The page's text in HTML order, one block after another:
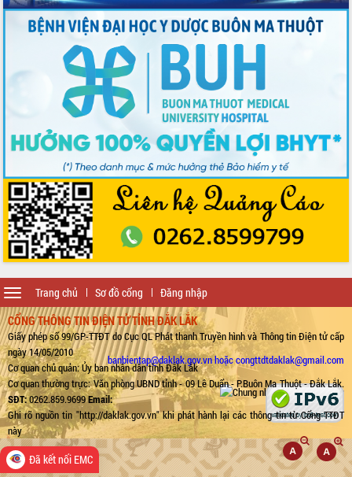
Trang chủ Sơ đồ cổng Đăng nhập
Toggle
navigation
CỔNG THÔNG TIN ĐIỆN TỬ TỈNH ĐẮK LẮK
Giấy phép số 99/GP-TTĐT do Cục QL Phát thanh Truyền hình và Thông tin Điện tử cấp
ngày 14/05/2010
Cơ quan chủ quản: Ủy ban nhân dân tỉnh Đắk Lắk
Cơ quan thường trực: Văn phòng UBND tỉnh - 09 Lê Duẩn - P.Buôn Ma Thuột - Đắk Lắk.
SĐT:0262.859.9699Email:
banbientap@daklak.gov.vn hoặc congttdtdaklak@gmail.com
Ghi rõ nguồn tin "http://daklak.gov.vn" khi phát hành lại các thông tin từ Cổng TTĐT
này
Đã kết nối EMC